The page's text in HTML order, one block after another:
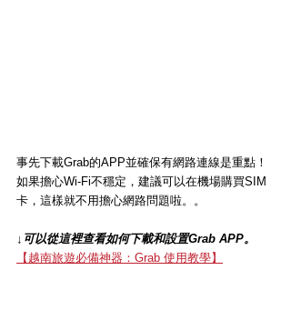
事先下載Grab的APP並確保有網路連線是重點！
如果擔心Wi-Fi不穩定，建議可以在機場購買SIM
卡，這樣就不用擔心網路問題啦。。
↓可以從這裡查看如何下載和設置Grab APP。
【越南旅遊必備神器：Grab 使用教學】